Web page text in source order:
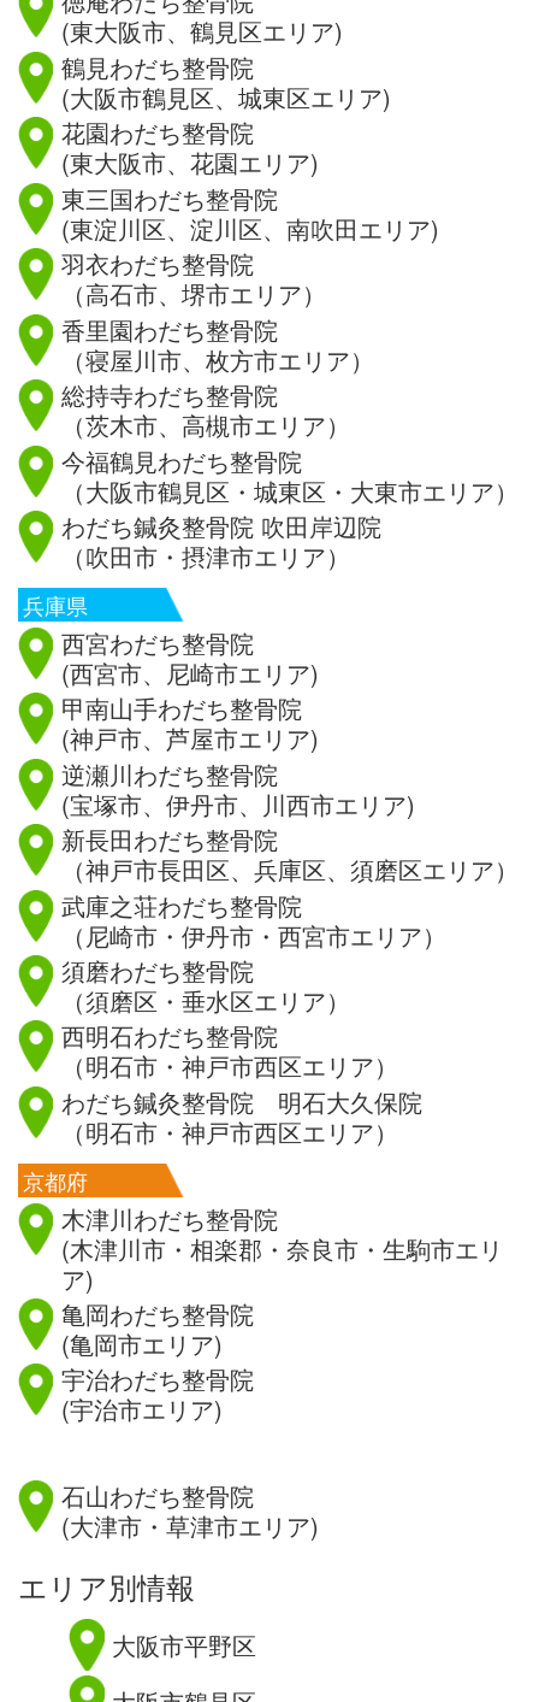
(東大阪市、鶴見区エリア)
鶴見わだち整骨院
(大阪市鶴見区、城東区エリア)
花園わだち整骨院
(東大阪市、花園エリア)
東三国わだち整骨院
(東淀川区、淀川区、南吹田エリア)
羽衣わだち整骨院
（高石市、堺市エリア）
香里園わだち整骨院
（寝屋川市、枚方市エリア）
総持寺わだち整骨院
（茨木市、高槻市エリア）
今福鶴見わだち整骨院
（大阪市鶴見区・城東区・大東市エリア）
わだち鍼灸整骨院 吹田岸辺院
（吹田市・摂津市エリア）
兵庫県
西宮わだち整骨院
(西宮市、尼崎市エリア)
甲南山手わだち整骨院
(神戸市、芦屋市エリア)
逆瀬川わだち整骨院
(宝塚市、伊丹市、川西市エリア)
新長田わだち整骨院
（神戸市長田区、兵庫区、須磨区エリア）
武庫之荘わだち整骨院
（尼崎市・伊丹市・西宮市エリア）
須磨わだち整骨院
（須磨区・垂水区エリア）
西明石わだち整骨院
（明石市・神戸市西区エリア）
わだち鍼灸整骨院 明石大久保院
（明石市・神戸市西区エリア）
京都府
木津川わだち整骨院
(木津川市・相楽郡・奈良市・生駒市エリ
ア)
亀岡わだち整骨院
(亀岡市エリア)
宇治わだち整骨院
(宇治市エリア)
石山わだち整骨院
(大津市・草津市エリア)
エリア別情報
大阪市平野区